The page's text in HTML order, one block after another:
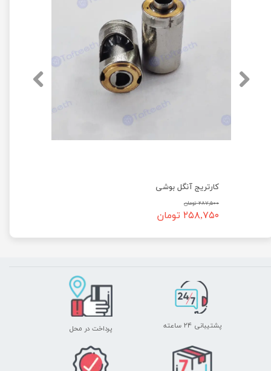
کارتریج آنگل بوشی
۲۸۷,۵۰۰ تومان
۲۵۸,۷۵۰ تومان
پشتیبانی ۲۴ ساعته پرداخت در محل